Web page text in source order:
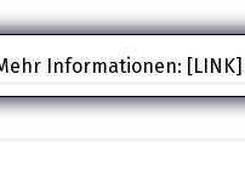
Informationen: [LINK]